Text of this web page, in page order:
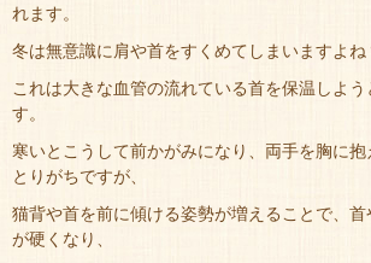
れます。
冬は無意識に肩や首をすくめてしまいますよね
これは大きな血管の流れている首を保温しよ
す。
寒いとこうして前かがみになり、両手を胸に
とりがちですが、
猫背や首を前に傾ける姿勢が増えることで、
が硬くなり、